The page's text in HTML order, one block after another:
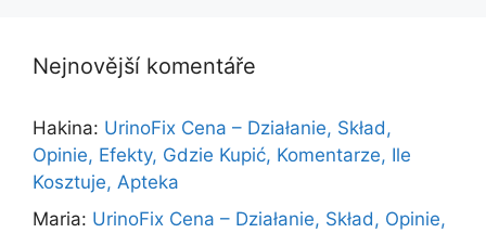
Nejnovější komentáře
Hakina: UrinoFix Cena – Działanie, Skład,
Opinie, Efekty, Gdzie Kupić, Komentarze, Ile
Kosztuje, Apteka
Maria: UrinoFix Cena – Działanie, Skład, Opinie,